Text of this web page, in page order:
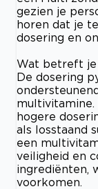
gezien je
horen dat je
dosering en
Wat betreft je
De dosering
hogere
als losstaand
een
veiligheid en
ingrediënten,
voorkomen.